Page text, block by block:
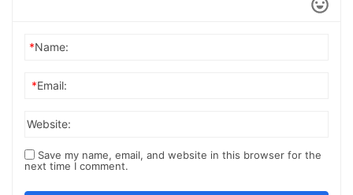
*Name:
*Email:
Website:
Save my name, email, and website in this browser for the
next time I comment.